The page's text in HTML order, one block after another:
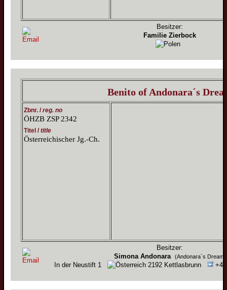
Besitzer:
Familie Zierbock
Benito of Andonara´s
Zbnr. /reg. no
ÖHZB ZSP 2342
Titel /title
Österreichischer Jg.-Ch.
Besitzer:
Simona Andonara
(Andonara`s Dream)
In der Neustift 1 2192 Kettlasbrunn +43